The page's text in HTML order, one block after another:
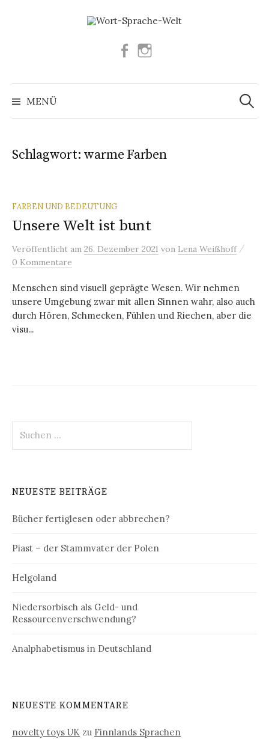
Facebook
MENÜ
Suchen
nach:
Schlagwort:warme Farben
FARBEN UND BEDEUTUNG
Unsere Welt ist bunt
Veröffentlicht am 26. Dezember 2021 von Lena Weißhoff /
0 Kommentare
Menschen sind visuell geprägte Wesen. Wir nehmen
unsere Umgebung zwar mit allen Sinnen wahr, also auch
durch Hören, Schmecken, Fühlen und Riechen, aber die
visu...
nach:
NEUESTE BEITRÄGE
Bücher fertiglesen oder abbrechen?
Piast – der Stammvater der Polen
Helgoland
Niedersorbisch als Geld- und
Ressourcenverschwendung?
Analphabetismus in Deutschland
NEUESTE KOMMENTARE
novelty toys UK zu Finnlands Sprachen